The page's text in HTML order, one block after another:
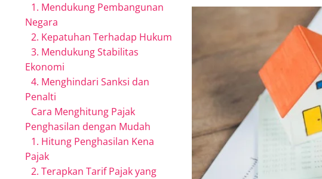
1. Mendukung Pembangunan
Negara
2. Kepatuhan Terhadap Hukum
3. Mendukung Stabilitas
Ekonomi
4. Menghindari Sanksi dan
Penalti
Cara Menghitung Pajak
Penghasilan dengan Mudah
1. Hitung Penghasilan Kena
Pajak
2. Terapkan Tarif Pajak yang